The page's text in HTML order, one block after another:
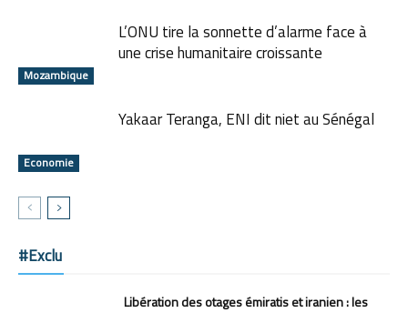
Mozambique
L’ONU tire la sonnette d’alarme face à
une crise humanitaire croissante
Economie
Yakaar Teranga, ENI dit niet au Sénégal
#Exclu
Libération des otages émiratis et iranien : les